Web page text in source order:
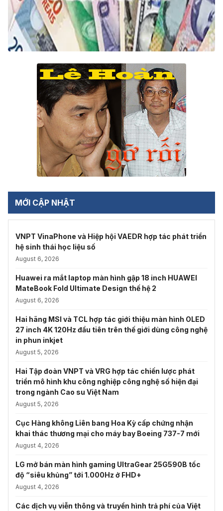
MỚI CẬP NHẬT
VNPT VinaPhone và Hiệp hội VAEDR hợp tác phát triển
hệ sinh thái học liệu số
August 6, 2026
Huawei ra mắt laptop màn hình gập 18 inch HUAWEI
MateBook Fold Ultimate Design thế hệ 2
August 6, 2026
Hai hãng MSI và TCL hợp tác giới thiệu màn hình OLED
27 inch 4K 120Hz đầu tiên trên thế giới dùng công nghệ
in phun inkjet
August 5, 2026
Hai Tập đoàn VNPT và VRG hợp tác chiến lược phát
triển mô hình khu công nghiệp công nghệ số hiện đại
trong ngành Cao su Việt Nam
August 5, 2026
Cục Hàng không Liên bang Hoa Kỳ cấp chứng nhận
khai thác thương mại cho máy bay Boeing 737-7 mới
August 4, 2026
LG mở bán màn hình gaming UltraGear 25G590B tốc
độ “siêu khủng” tới 1.000Hz ở FHD+
August 4, 2026
Các dịch vụ viễn thông và truyền hình trả phí của Việt